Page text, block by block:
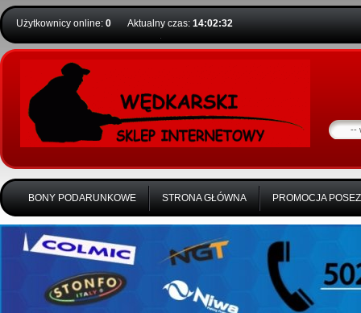
Użytkownicy online: 0 Aktualny czas: 14:02:33
BONY PODARUNKOWE STRONA GŁÓWNA PROMOCJA